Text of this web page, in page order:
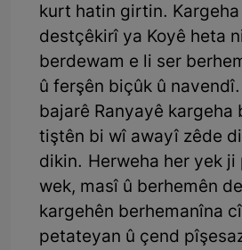
kurt hatin girtin.
destçêkirî ya Koyê heta
berdewam e li ser
û ferşên biçûk û
bajarê Ranyayê kargeha
tiştên bi wî awayî zêde
dikin. Herweha her yek ji
wek, masî û berhemên
kargehên berhemanîna
petateyan û çend